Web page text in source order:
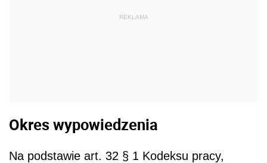
REKLAMA
Okres wypowiedzenia
Na podstawie art. 32 § 1 Kodeksu pracy,